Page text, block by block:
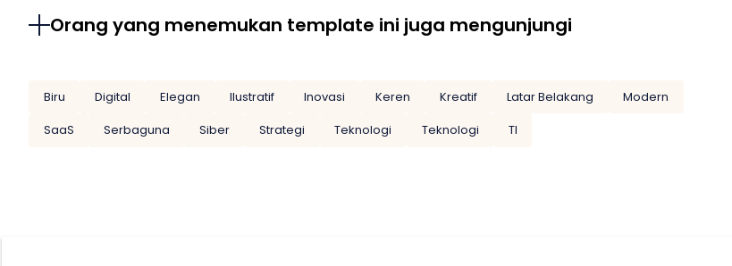
Orang yang menemukan template ini juga mengunjungi
Biru Digital Elegan Ilustratif Inovasi Keren Kreatif Latar Belakang
Modern
SaaS
Serbaguna Siber Strategi Teknologi Teknologi TI